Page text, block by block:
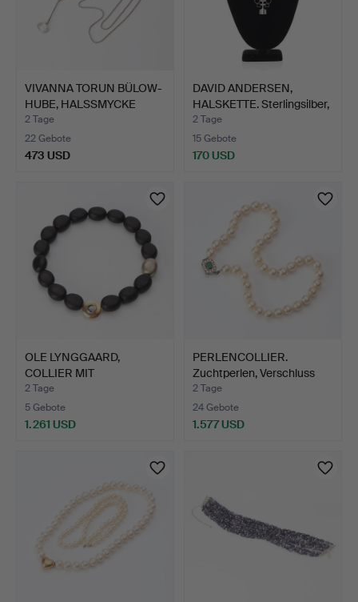
VIVANNA TORUN BÜLOW-
HUBE, HALSSMYCKE
"SAVA…
2 Tage
22 Gebote
473 USD
DAVID ANDERSEN,
HALSKETTE. Sterlingsilber,
…
2 Tage
15 Gebote
170 USD
OLE LYNGGAARD,
COLLIER MIT
VERSCHLUSS. Ver…
2 Tage
5 Gebote
1.261 USD
PERLENCOLLIER.
Zuchtperlen, Verschluss
aus…
2 Tage
24 Gebote
1.577 USD